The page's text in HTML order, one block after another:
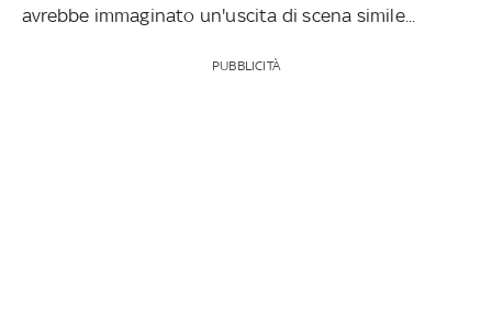
avrebbe immaginato un'uscita di scena simile...
PUBBLICITÀ